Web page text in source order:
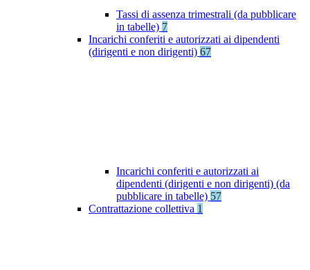
Tassi di assenza trimestrali (da pubblicare
in tabelle) 7
Incarichi conferiti e autorizzati ai dipendenti
(dirigenti e non dirigenti) 67
Incarichi conferiti e autorizzati ai
dipendenti (dirigenti e non dirigenti) (da
pubblicare in tabelle) 57
Contrattazione collettiva 1